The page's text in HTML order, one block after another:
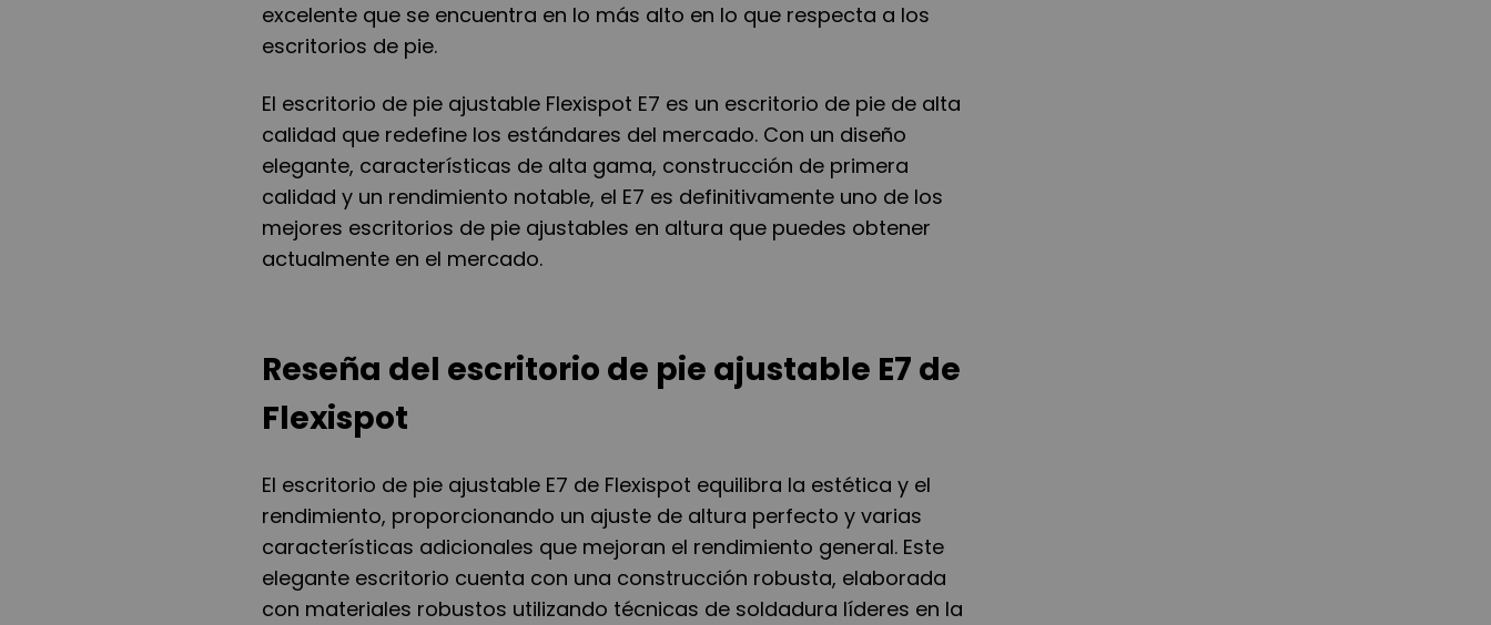
excelente que se encuentra en lo más alto en lo que respecta a los
escritorios de pie.
El escritorio de pie ajustable Flexispot E7 es un escritorio de pie de alta
calidad que redefine los estándares del mercado. Con un diseño
elegante, características de alta gama, construcción de primera
calidad y un rendimiento notable, el E7 es definitivamente uno de los
mejores escritorios de pie ajustables en altura que puedes obtener
actualmente en el mercado.
Reseña del escritorio de pie ajustable E7 de
Flexispot
El escritorio de pie ajustable E7 de Flexispot equilibra la estética y el
rendimiento, proporcionando un ajuste de altura perfecto y varias
características adicionales que mejoran el rendimiento general. Este
elegante escritorio cuenta con una construcción robusta, elaborada
con materiales robustos utilizando técnicas de soldadura líderes en la